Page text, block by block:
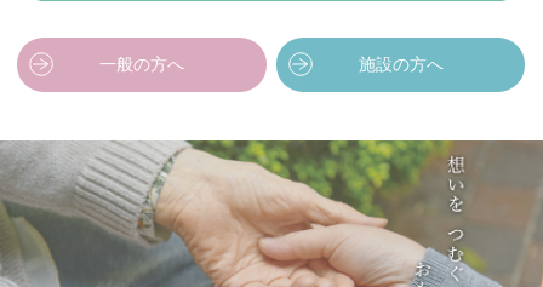
一般の方へ 施設の方へ